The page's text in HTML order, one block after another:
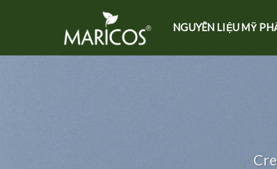
NGUYÊN LIỆU MỸ